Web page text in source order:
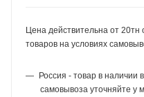
Цена действительна от 20тн
товаров на условиях
Россия - товар в наличии
самовывоза уточняйте у